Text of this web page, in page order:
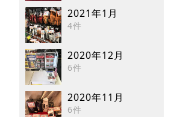
2021年1月
4件
2020年12月
6件
2020年11月
6件